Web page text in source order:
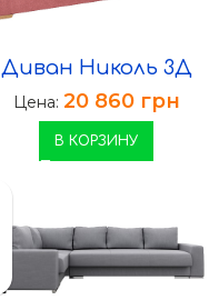
Диван Николь 3Д
Цена: 20 860 грн
В КОРЗИНУ